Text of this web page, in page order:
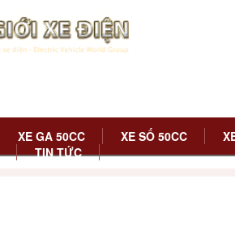
XE GA 50CC XE SỐ 50CC
TIN TỨC